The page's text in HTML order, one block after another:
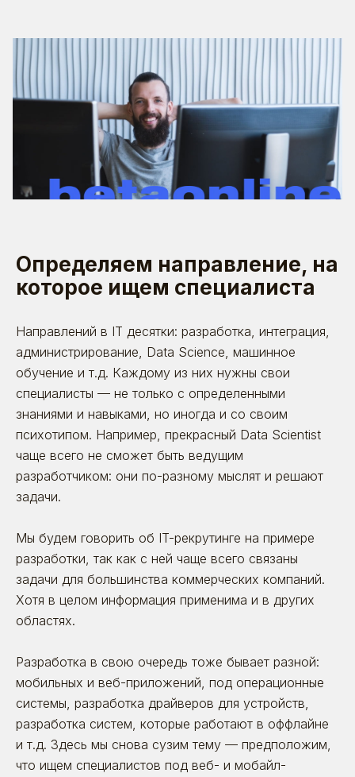
Определяем направление, на
которое ищем специалиста
Направлений в IT десятки: разработка, интеграция,
администрирование, Data Science, машинное
обучение и т.д. Каждому из них нужны свои
специалисты — не только с определенными
знаниями и навыками, но иногда и со своим
психотипом. Например, прекрасный Data Scientist
чаще всего не сможет быть ведущим
разработчиком: они по-разному мыслят и решают
задачи.
Мы будем говорить об IT-рекрутинге на примере
разработки, так как с ней чаще всего связаны
задачи для большинства коммерческих компаний.
Хотя в целом информация применима и в других
областях.
Разработка в свою очередь тоже бывает разной:
мобильных и веб-приложений, под операционные
системы, разработка драйверов для устройств,
разработка систем, которые работают в оффлайне
и т.д. Здесь мы снова сузим тему — предположим,
что ищем специалистов под веб- и мобайл-